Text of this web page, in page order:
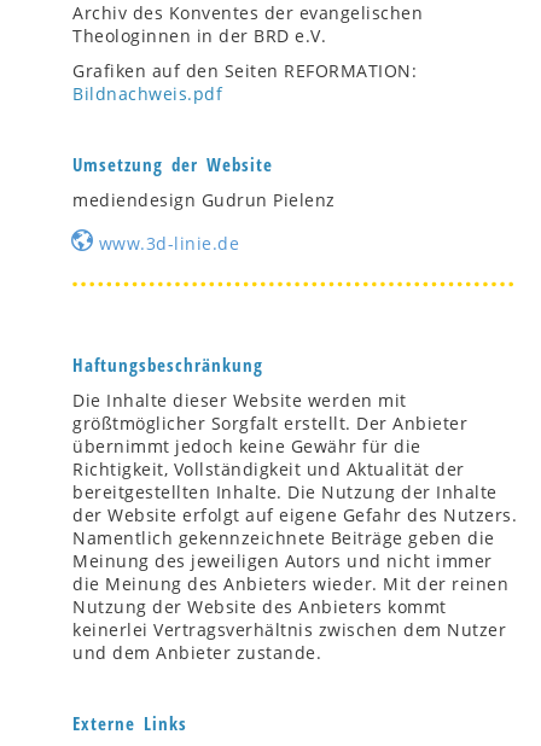
Archiv des Konventes der evangelischen
Theologinnen in der BRD e.V.
Grafiken auf den Seiten REFORMATION:
Bildnachweis.pdf
Umsetzung der Website
mediendesign Gudrun Pielenz
www.3d-linie.de
Haftungsbeschränkung
Die Inhalte dieser Website werden mit
größtmöglicher Sorgfalt erstellt. Der Anbieter
übernimmt jedoch keine Gewähr für die
Richtigkeit, Vollständigkeit und Aktualität der
bereitgestellten Inhalte. Die Nutzung der Inhalte
der Website erfolgt auf eigene Gefahr des Nutzers.
Namentlich gekennzeichnete Beiträge geben die
Meinung des jeweiligen Autors und nicht immer
die Meinung des Anbieters wieder. Mit der reinen
Nutzung der Website des Anbieters kommt
keinerlei Vertragsverhältnis zwischen dem Nutzer
und dem Anbieter zustande.
Externe Links